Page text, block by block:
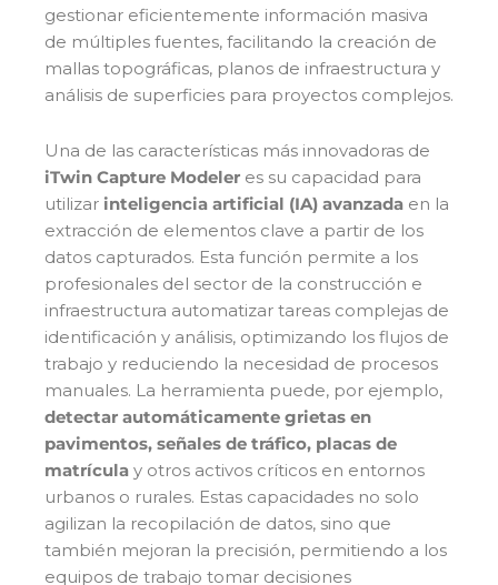
gestionar eficientemente información masiva
de múltiples fuentes, facilitando la creación de
mallas topográficas, planos de infraestructura y
análisis de superficies para proyectos complejos.
Una de las características más innovadoras de
iTwin Capture Modeler es su capacidad para
utilizar inteligencia artificial (IA) avanzada en la
extracción de elementos clave a partir de los
datos capturados. Esta función permite a los
profesionales del sector de la construcción e
infraestructura automatizar tareas complejas de
identificación y análisis, optimizando los flujos de
trabajo y reduciendo la necesidad de procesos
manuales. La herramienta puede, por ejemplo,
detectar automáticamente grietas en
pavimentos, señales de tráfico, placas de
matrícula y otros activos críticos en entornos
urbanos o rurales. Estas capacidades no solo
agilizan la recopilación de datos, sino que
también mejoran la precisión, permitiendo a los
equipos de trabajo tomar decisiones